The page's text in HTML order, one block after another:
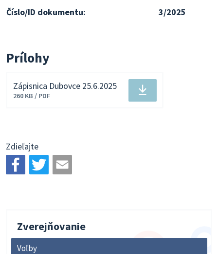
Číslo/ID dokumentu: 3/2025
Prílohy
Stiahnuť
Zápisnica Dubovce 25.6.2025
260 KB / PDF
Zdieľajte
Zverejňovanie
Voľby